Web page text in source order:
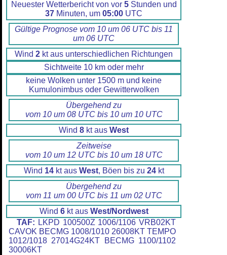
Neuester Wetterbericht von vor 5Stunden und
37 Minuten, um 05:00 UTC
Gültige Prognose vom 10 um 06 UTC bis 11
um 06 UTC
Wind 2 kt aus unterschiedlichen Richtungen
Sichtweite 10 km oder mehr
keine Wolken unter 1500 m und keine
Kumulonimbus oder Gewitterwolken
Übergehend zu
vom 10 um 08 UTC bis 10 um 10 UTC
Wind 8 kt aus West
Zeitweise
vom 10 um 12 UTC bis 10 um 18 UTC
Wind 14kt aus West, Böen bis zu 24kt
Übergehend zu
vom 11 um 00 UTC bis 11 um 02 UTC
Wind 6kt aus West/Nordwest
TAF: LKPD 100500Z 1006/1106 VRB02KT
CAVOK BECMG 1008/1010 26008KT TEMPO
1012/1018 27014G24KT BECMG 1100/1102
30006KT